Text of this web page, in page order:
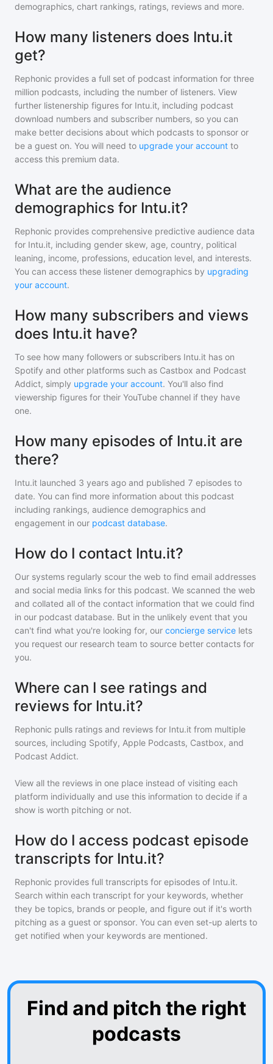
demographics, chart rankings, ratings, reviews and more.
How many listeners does Intu.it
get?
Rephonic provides a full set of podcast information for three
million podcasts, including the number of listeners. View
further listenership figures for Intu.it, including podcast
download numbers and subscriber numbers, so you can
make better decisions about which podcasts to sponsor or
be a guest on. You will need to upgrade your account to
access this premium data.
What are the audience
demographics for Intu.it?
Rephonic provides comprehensive predictive audience data
for Intu.it, including gender skew, age, country, political
leaning, income, professions, education level, and interests.
You can access these listener demographics by upgrading
your account.
How many subscribers and views
does Intu.it have?
To see how many followers or subscribers Intu.it has on
Spotify and other platforms such as Castbox and Podcast
Addict, simply upgrade your account. You'll also find
viewership figures for their YouTube channel if they have
one.
How many episodes of Intu.it are
there?
Intu.it launched 3 years ago and published 7 episodes to
date. You can find more information about this podcast
including rankings, audience demographics and
engagement in our podcast database.
How do I contact Intu.it?
Our systems regularly scour the web to find email addresses
and social media links for this podcast. We scanned the web
and collated all of the contact information that we could find
in our podcast database. But in the unlikely event that you
can't find what you're looking for, our concierge service lets
you request our research team to source better contacts for
you.
Where can I see ratings and
reviews for Intu.it?
Rephonic pulls ratings and reviews for Intu.it from multiple
sources, including Spotify, Apple Podcasts, Castbox, and
Podcast Addict.
View all the reviews in one place instead of visiting each
platform individually and use this information to decide if a
show is worth pitching or not.
How do I access podcast episode
transcripts for Intu.it?
Rephonic provides full transcripts for episodes of Intu.it.
Search within each transcript for your keywords, whether
they be topics, brands or people, and figure out if it's worth
pitching as a guest or sponsor. You can even set-up alerts to
get notified when your keywords are mentioned.
Find and pitch the right
podcasts